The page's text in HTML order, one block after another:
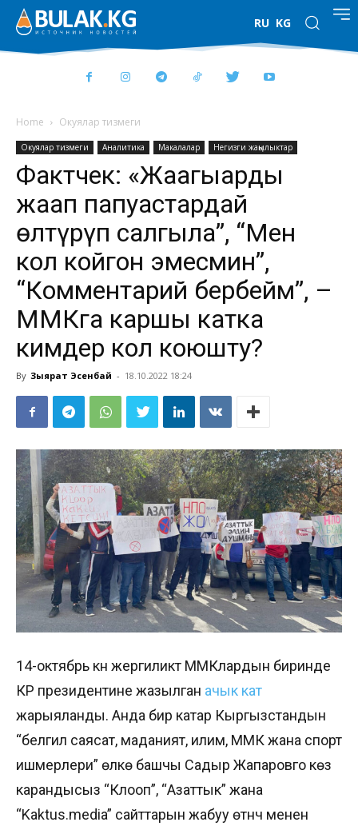
RU KG
Home Окуялар тизмеги
Окуялар тизмеги Аналитика Макалалар Негизги жаңылыктар
Фактчек: «Жаагыңарды
жаап папуастардай
өлтүрүп салгыла”, “Мен
кол койгон эмесмин”,
“Комментарий бербейм”, –
ММКга каршы катка
кимдер кол коюшту?
By Зыярат Эсенбай - 18.10.2022 18:24
14-октябрь күнү жергиликтүү ММКлардын биринде
КР президентине жазылган ачык кат
жарыяланды. Анда бир катар Кыргызстандын
“белгилүү саясат, маданият, илим, ММК жана спорт
ишмерлери” өлкө башчы Садыр Жапаровго көз
карандысыз “Клооп”, “Азаттык” жана
“Kaktus.media” сайттарын жабуу өтүнүчү менен